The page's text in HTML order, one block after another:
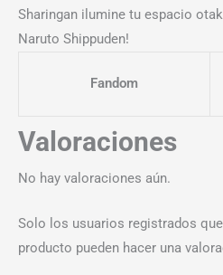
Sharingan ilumine tu espacio
Naruto Shippuden!
Fandom
Valoraciones
No hay valoraciones aún.
Solo los usuarios registrados
producto pueden hacer una